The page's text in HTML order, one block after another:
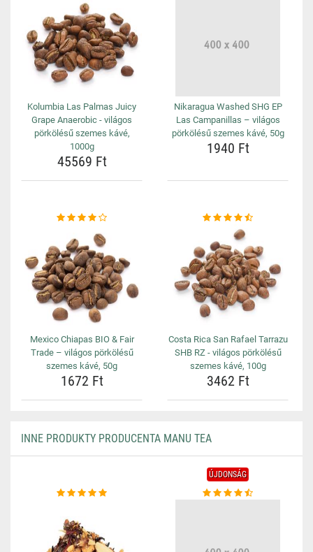
Kolumbia Las Palmas Juicy
Grape Anaerobic - világos
pörkölésű szemes kávé,
1000g
45569 Ft
Nikaragua Washed SHG EP
Las Campanillas – világos
pörkölésű szemes kávé, 50g
1940 Ft
Mexico Chiapas BIO & Fair
Trade – világos pörkölésű
szemes kávé, 50g
1672 Ft
Costa Rica San Rafael Tarrazu
SHB RZ - világos pörkölésű
szemes kávé, 100g
3462 Ft
INNE PRODUKTY PRODUCENTA MANU TEA
ÚJDONSÁG